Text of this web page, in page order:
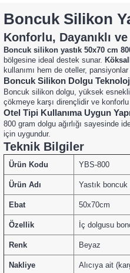
Boncuk Silikon
Konforlu, Dayanıklı
Boncuk silikon yastık 50x70 cm
bölgesine ideal destek sunar.
kullanımı hem de oteller,
Boncuk Silikon Dolgu
Boncuk silikon dolgu, yüksek
çökmeye karşı dirençlidir ve
Otel Tipi Kullanıma Uygun
800 gram dolgu ağırlığı sayesinde
için uygundur.
Teknik Bilgiler
Ürün Kodu YBS-800
Ürün Adı Yastık
Ebat 50x70cm
Özellik İç dolgusu
Renk Beyaz
Nakliye Alıcıya ait